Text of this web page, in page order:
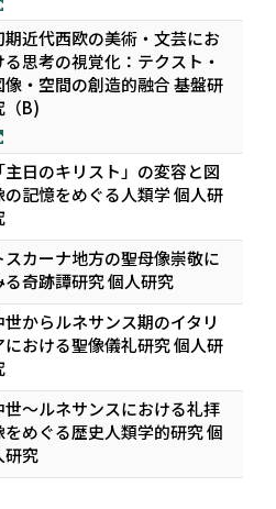
期近代西欧の美術・文芸にお
る思考の視覚化：テクスト・
像・空間の創造的融合 基盤研
（B)
「主日のキリスト」の変容と図
の記憶をめぐる人類学 個人研
スカーナ地方の聖母像崇敬に
る奇跡譚研究 個人研究
世からルネサンス期のイタリ
における聖像儀礼研究 個人研
世～ルネサンスにおける礼拝
をめぐる歴史人類学的研究 個
研究